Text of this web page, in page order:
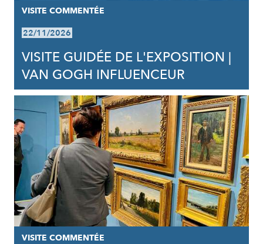
VISITE COMMENTÉE
22/11/2026
VISITE GUIDÉE DE L'EXPOSITION |
VAN GOGH INFLUENCEUR
VISITE COMMENTÉE